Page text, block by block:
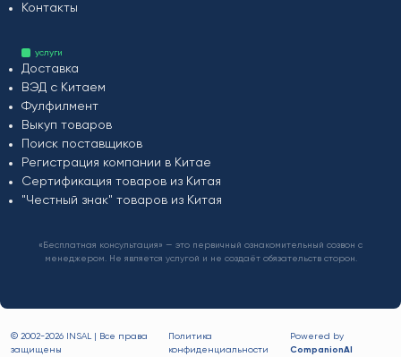
Контакты
услуги
Доставка
ВЭД с Китаем
Фулфилмент
Выкуп товаров
Поиск поставщиков
Регистрация компании в Китае
Сертификация товаров из Китая
"Честный знак" товаров из Китая
«Бесплатная консультация» — это первичный ознакомительный созвон с
менеджером. Не является услугой и не создаёт обязательств сторон.
© 2002-2026 INSAL | Все права
защищены
Политика
конфиденциальности
Powered by
CompanionAI